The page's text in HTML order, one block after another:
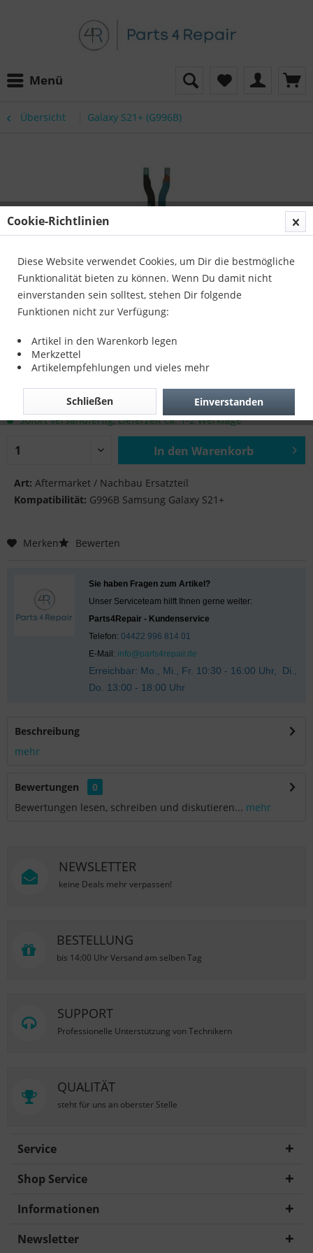
Menü
Übersicht Galaxy S21+ (G996B)
15,90 € *
zzgl. Versandkosten
Sofort versandfertig, Lieferzeit ca. 1-2 Werktage
In den Warenkorb
Hinzugefügt
Art: Aftermarket / Nachbau Ersatzteil
Kompatibilität: G996B Samsung Galaxy S21+
Merken Bewerten
Sie haben Fragen zum Artikel?
Unser Serviceteam hilft Ihnen gerne weiter:
Parts4Repair - Kundenservice
Telefon: 04422 996 814 01
E-Mail: info@parts4repair.de
Erreichbar: Mo., Mi., Fr. 10:30 - 16:00 Uhr, Di.,
Do. 13:00 - 18:00 Uhr
Beschreibung
mehr
Bewertungen
0
Bewertungen lesen, schreiben und diskutieren... mehr
NEWSLETTER
keine Deals mehr verpassen!
BESTELLUNG
bis 14:00 Uhr Versand am selben Tag
SUPPORT
Professionelle Unterstützung von Technikern
QUALITÄT
steht für uns an oberster Stelle
Service
Shop Service
Informationen
Newsletter
Cookie-Richtlinien
Diese Website verwendet Cookies, um Dir die bestmögliche
Funktionalität bieten zu können. Wenn Du damit nicht
einverstanden sein solltest, stehen Dir folgende
Funktionen nicht zur Verfügung:
Artikel in den Warenkorb legen
Merkzettel
Artikelempfehlungen und vieles mehr
Einverstanden
Schließen